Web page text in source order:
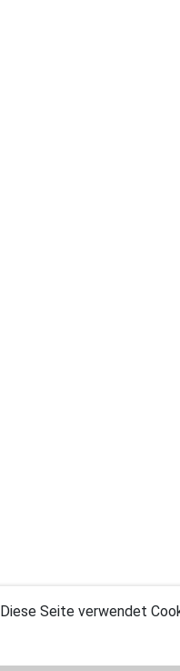
Diese Seite verwendet